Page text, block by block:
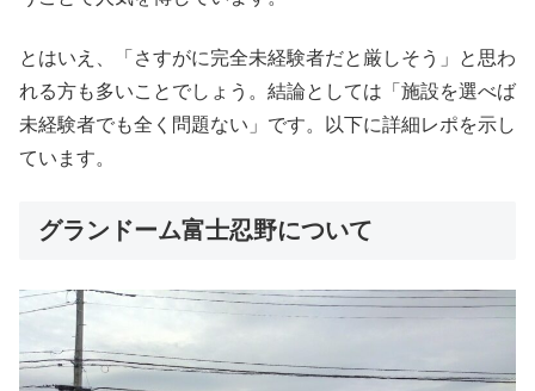
とはいえ、「さすがに完全未経験者だと厳しそう」と思わ
れる方も多いことでしょう。結論としては「施設を選べば
未経験者でも全く問題ない」です。以下に詳細レポを示し
ています。
グランドーム富士忍野について